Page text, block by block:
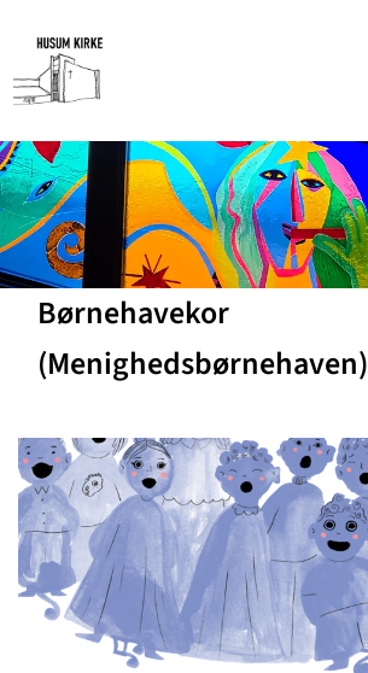
Børnehavekor
(Menighedsbørnehaven)